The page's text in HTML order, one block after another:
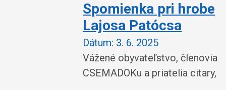
Spomienka pri hrobe
Lajosa Patócsa
Dátum: 3. 6. 2025
Vážené obyvateľstvo, členovia
CSEMADOKu a priatelia citary,